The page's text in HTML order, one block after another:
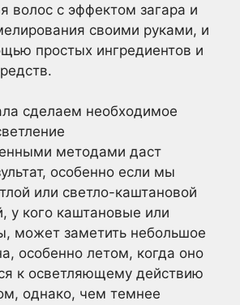
волос с эффектом загара и
своими руками, и
простых ингредиентов и
сделаем необходимое
методами даст
особенно если мы
или светло-каштановой
у кого каштановые или
может заметить небольшое
особенно летом, когда оно
к осветляющему действию
однако, чем темнее